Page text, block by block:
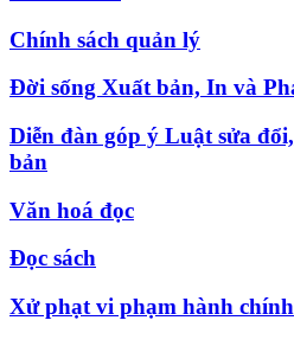
Chính sách quản lý
Đời sống Xuất bản, In và
Diễn đàn góp ý Luật sửa
bản
Văn hoá đọc
Đọc sách
Xử phạt vi phạm hành chính